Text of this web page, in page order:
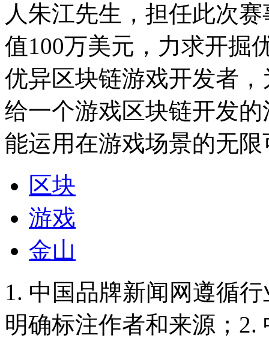
人朱江先生，担任此次
值100万美元，力求开掘
优异区块链游戏开发者
给一个游戏区块链开发
能运用在游戏场景的无限
区块
游戏
金山
1. 中国品牌新闻网遵循
明确标注作者和来源；